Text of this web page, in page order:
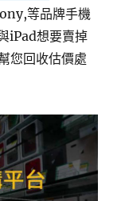
等品牌手機
iPad想要賣掉
您回收估價處